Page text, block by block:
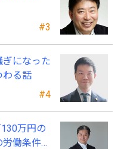
#3
#4
ぎになった
わる話
万円の
働条件通